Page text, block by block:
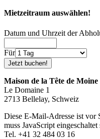
Mietzeitraum auswählen!
Datum und Uhrzeit der
Für
Maison de la Tête de Moine
Le Domaine 1
2713 Bellelay, Schweiz
Diese E-Mail-Adresse ist vor
muss JavaScript eingeschaltet
Tel. +41 32 484 03 16